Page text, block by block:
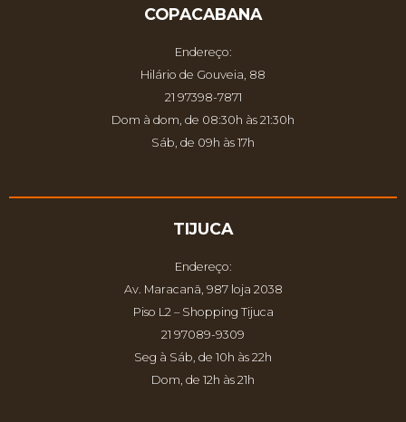
COPACABANA
Endereço:
Hilário de Gouveia, 88
21 97398-7871
Dom à dom, de 08:30h às 21:30h
Sáb, de 09h às 17h
TIJUCA
Endereço:
Av. Maracanã, 987 loja 2038
Piso L2 – Shopping Tijuca
21 97089-9309
Seg à Sáb, de 10h às 22h
Dom, de 12h às 21h